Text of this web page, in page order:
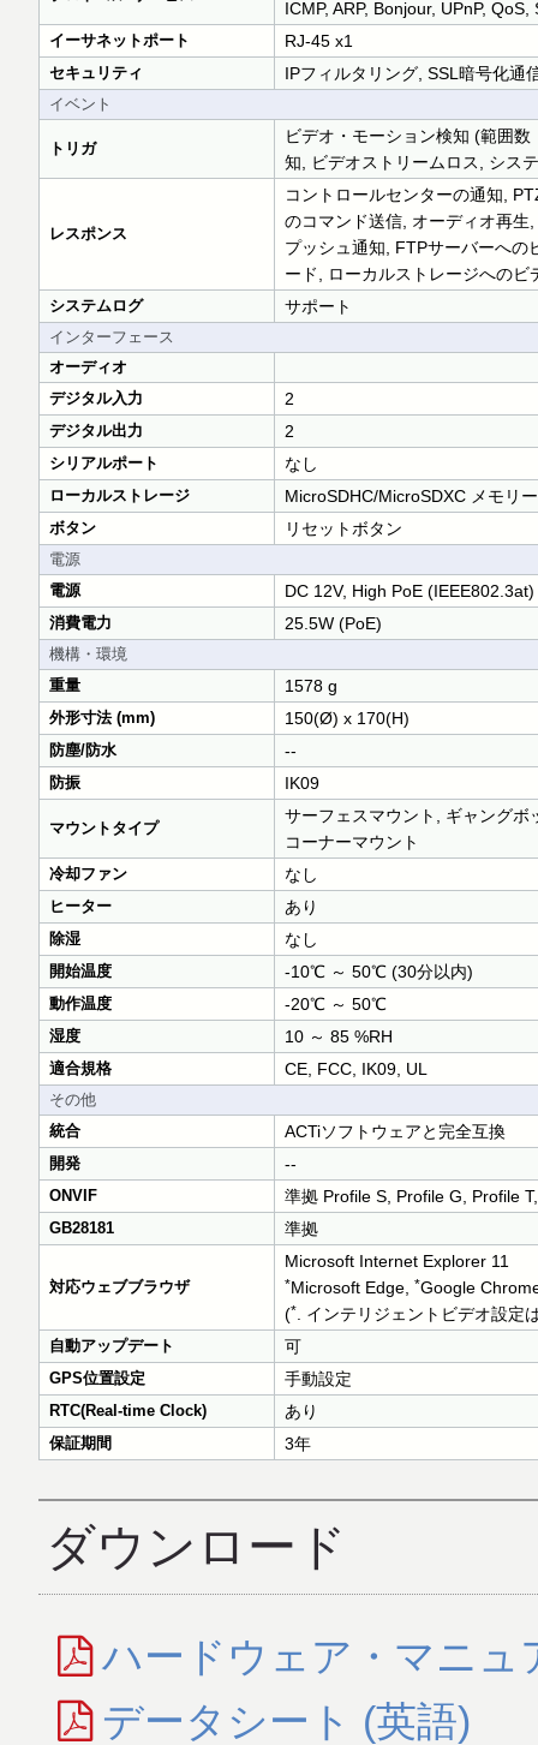
ICMP, ARP, Bonjour, UPnP,
イーサネットポート RJ-45 x1
セキュリティ IPフィルタリング, SSL暗号化通
イベント
トリガ
ビデオ・モーション検知 (範囲
知, ビデオストリームロス, シス
レスポンス
コントロールセンターの通知,
のコマンド送信, オーディオ再
プッシュ通知, FTPサーバーへの
ード, ローカルストレージへの
システムログ サポート
インターフェース
オーディオ
デジタル入力
2
デジタル出力 2
シリアルポート なし
ローカルストレージ MicroSDHC/MicroSDXC メモリ
ボタン リセットボタン
電源
電源
DC 12V, High PoE (IEEE802.3at)
消費電力 25.5W (PoE)
機構・環境
重量
1578 g
外形寸法 (mm) 150(Ø) x 170(H)
防塵/防水 --
防振 IK09
マウントタイプ
サーフェスマウント, ギャング
コーナーマウント
冷却ファン なし
ヒーター あり
除湿 なし
開始温度 -10℃ ～ 50℃ (30分以内)
動作温度 -20℃ ～ 50℃
湿度 10 ～ 85 %RH
適合規格 CE, FCC, IK09, UL
その他
統合
ACTiソフトウェアと完全互換
開発 --
ONVIF 準拠 Profile S, Profile G, Profile
GB28181 準拠
対応ウェブブラウザ
Microsoft Internet Explorer 11
*Microsoft Edge, *Google
(* . インテリジェントビデオ設
自動アップデート 可
GPS位置設定 手動設定
RTC(Real-time Clock) あり
保証期間 3年
ダウンロード
ハードウェア・マニュ
データシート (英語)